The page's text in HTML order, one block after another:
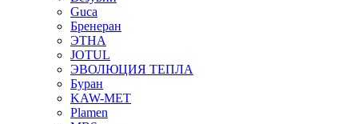
Guca
Бренеран
ЭТНА
JOTUL
ЭВОЛЮЦИЯ ТЕПЛА
Буран
KAW-MET
Plamen